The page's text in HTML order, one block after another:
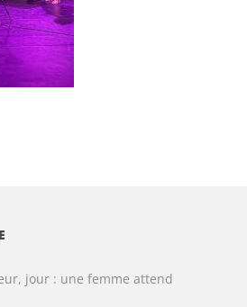
jour : une femme attend